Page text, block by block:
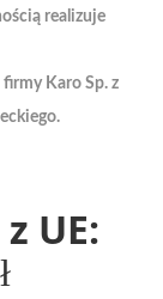
realizuje
Karo Sp. z
UE: